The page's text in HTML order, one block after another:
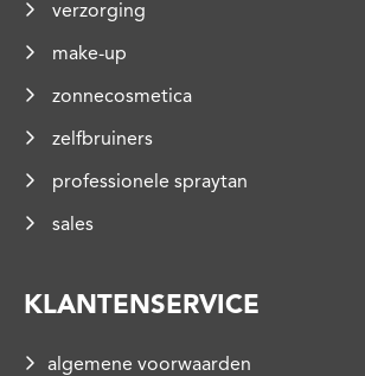
verzorging
make-up
zonnecosmetica
zelfbruiners
professionele spraytan
sales
KLANTENSERVICE
algemene voorwaarden